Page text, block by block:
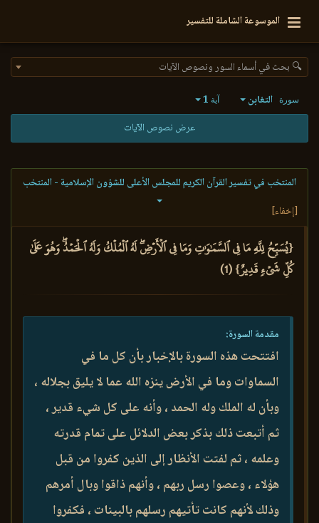
الموسوعة الشاملة للتفسير
🔍 بحث في أسماء السور ونصوص الآيات
سورة التغابن آية 1
عرض نصوص الآيات
المنتخب في تفسير القرآن الكريم للمجلس الأعلى للشؤون الإسلامية - المنتخب
[إخفاء]
{يُسَبِّحُ لِلَّهِ مَا فِي ٱلسَّمَٰوَٰتِ وَمَا فِي ٱلۡأَرۡضِۖ لَهُ ٱلۡمُلۡكُ وَلَهُ ٱلۡحَمۡدُۖ وَهُوَ عَلَىٰ
كُلِّ شَيۡءٖ قَدِيرٌ} (1)
مقدمة السورة:
افتتحت هذه السورة بالإخبار بأن كل ما في
السماوات وما في الأرض ينزه الله عما لا يليق بجلاله ،
وبأن له الملك وله الحمد ، وأنه على كل شيء قدير ،
ثم أتبعت ذلك بذكر بعض الدلائل على تمام قدرته
وعلمه ، ثم لفتت الأنظار إلى الذين كفروا من قبل
هؤلاء ، وعصوا رسل ربهم ، وأنهم ذاقوا وبال أمرهم
وذلك لأنهم كانت تأتيهم رسلهم بالبينات ، فكفروا